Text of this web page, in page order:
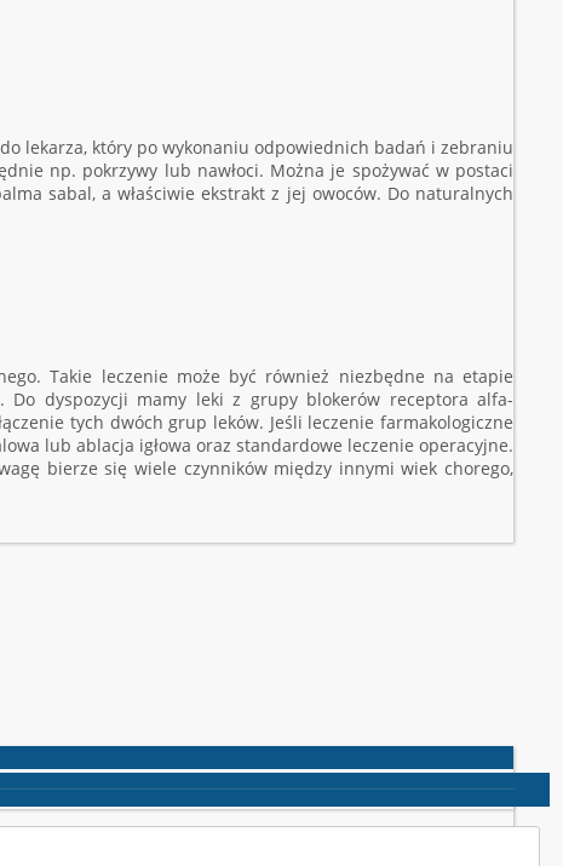
lekarza, który po wykonaniu odpowiednich badań i zebraniu
np. pokrzywy lub nawłoci. Można je spożywać w postaci
sabal, a właściwie ekstrakt z jej owoców. Do naturalnych
Takie leczenie może być również niezbędne na etapie
Do dyspozycji mamy leki z grupy blokerów receptora alfa-
tych dwóch grup leków. Jeśli leczenie farmakologiczne
lub ablacja igłowa oraz standardowe leczenie operacyjne.
bierze się wiele czynników między innymi wiek chorego,